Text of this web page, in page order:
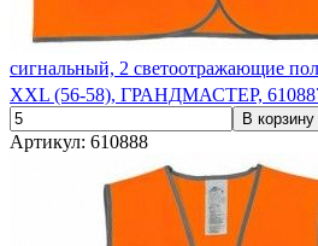
сигнальный, 2 светоотражающие
XXL (56-58), ГРАНДМАСТЕР,
В корзину
Артикул: 610888